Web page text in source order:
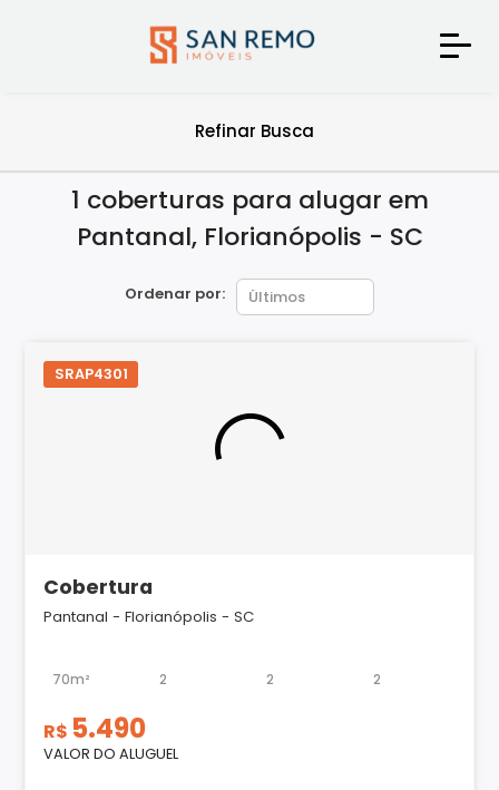
Refinar Busca
1 coberturas para alugar em
Pantanal, Florianópolis - SC
Ordenar por:
SRAP4301
Cobertura
Pantanal - Florianópolis - SC
70m² 2 2 2
R$ 5.490
VALOR DO ALUGUEL